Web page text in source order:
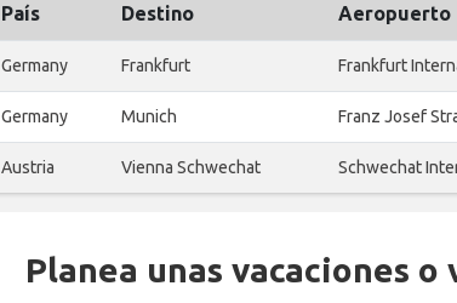
País Destino Aeropuerto
Germany Frankfurt Frankfurt
Germany Munich Franz Josef
Austria Vienna Schwechat Schwechat
Planea unas vacaciones o